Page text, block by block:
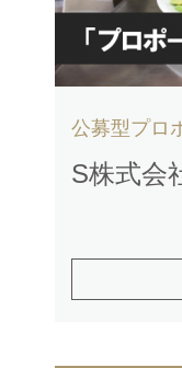
公募型プロ
S株式会